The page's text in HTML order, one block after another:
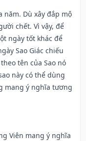
năm. Dù xây đắp mộ
chết. Vì vậy, để
ngày tốt khác để
Sao Giác chiếu
tên của Sao nó
này có thể dùng
mang ý nghĩa tương
Viên mang ý nghĩa